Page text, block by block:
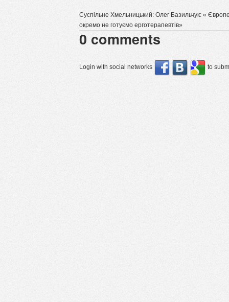
Суспільне Хмельницький: Олег Базильчук: «
окремо не готуємо ерготерапевтів»
0 comments
Login with social networks to